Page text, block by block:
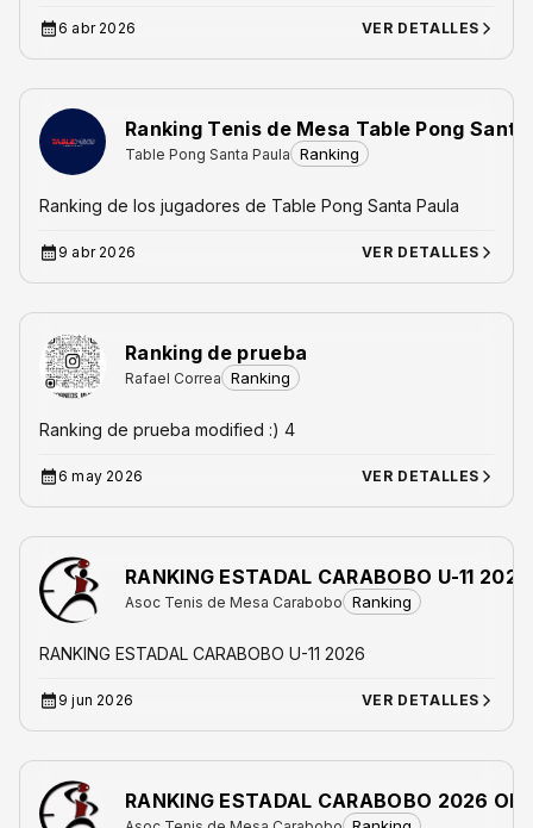
6 abr 2026 VER DETALLES
Ranking Tenis de Mesa Table Pong Santa
Table Pong Santa Paula Ranking
Ranking de los jugadores de Table Pong Santa Paula
9 abr 2026 VER DETALLES
Ranking de prueba
Rafael Correa Ranking
Ranking de prueba modified :) 4
6 may 2026 VER DETALLES
RANKING ESTADAL CARABOBO U-11 2026
Asoc Tenis de Mesa Carabobo Ranking
RANKING ESTADAL CARABOBO U-11 2026
9 jun 2026 VER DETALLES
RANKING ESTADAL CARABOBO 2026